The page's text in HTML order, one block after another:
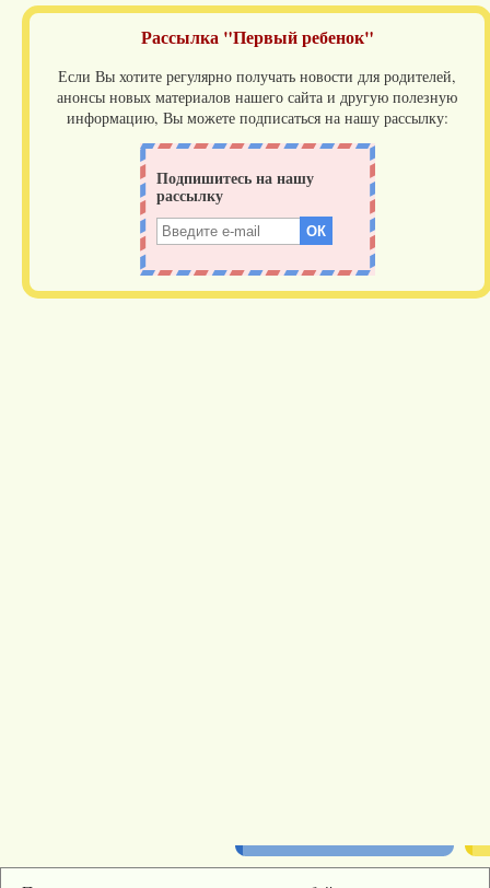
Рассылка "Первый ребенок"
Если Вы хотите регулярно получать новости для родителей,
анонсы новых материалов нашего сайта и другую полезную
информацию, Вы можете подписаться на нашу рассылку: